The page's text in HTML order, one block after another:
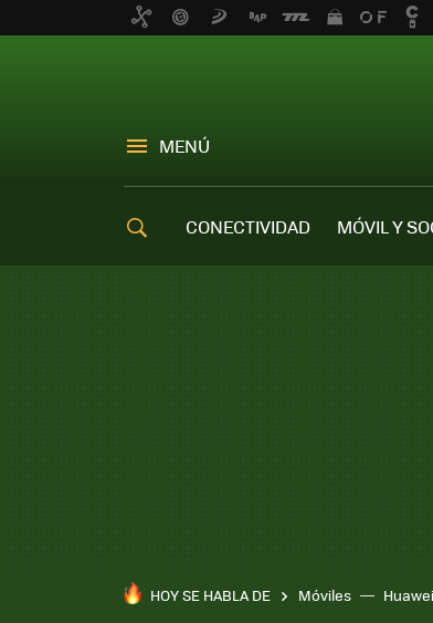
MENÚ
CONECTIVIDAD MÓVIL Y
HOY SE HABLA DE Móviles Huawei